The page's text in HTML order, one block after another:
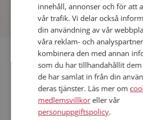
Fler singlar
Fler singelkvinnor från Borlänge:
Män från Borlänge
Dejta kvinnor i Sverige
Dejta män i Sverige
innehåll, annonser och för att
vår trafik. Vi delar också
din användning av vår
våra reklam- och
kombinera den med annan
som du har tillhandahållit
de har samlat in från din
deras tjänster. Läs mer om
medlemsvillkoreller vår
personuppgiftspolicy.